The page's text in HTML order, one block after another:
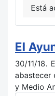
Está
El
30/11/18.
abastecer
y Medio